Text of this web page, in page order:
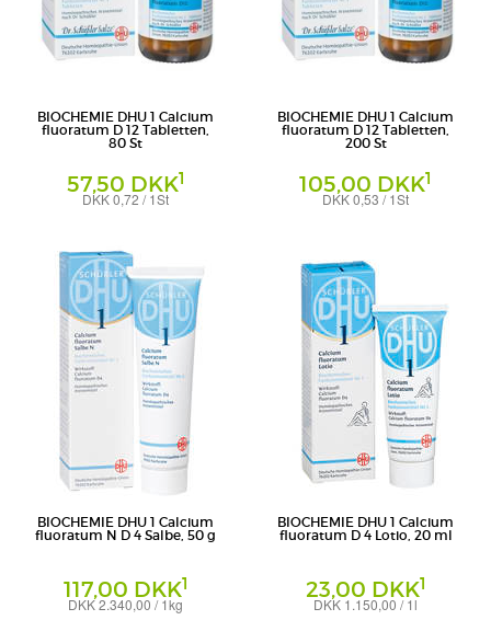
BIOCHEMIE DHU 1 Calcium
fluoratum D 12 Tabletten,
80 St
57,50 DKK1
DKK 0,72 / 1St
BIOCHEMIE DHU 1 Calcium
fluoratum D 12 Tabletten,
200 St
105,00 DKK1
DKK 0,53 / 1St
BIOCHEMIE DHU 1 Calcium
fluoratum N D 4 Salbe, 50 g
117,00 DKK1
DKK 2.340,00 / 1kg
BIOCHEMIE DHU 1 Calcium
fluoratum D 4 Lotio, 20 ml
23,00 DKK1
DKK 1.150,00 / 1l